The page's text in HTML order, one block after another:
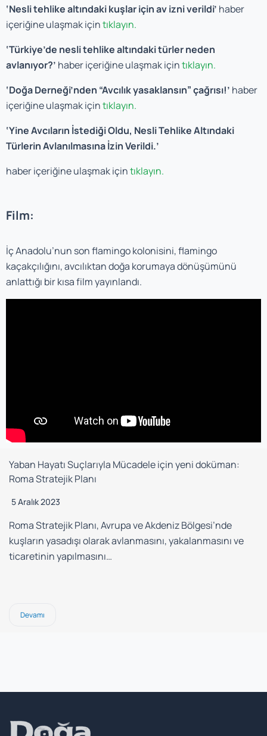
‘Nesli tehlike altındaki kuşlar için av izni verildi’ haber
içeriğine ulaşmak içintıklayın.
‘Türkiye’de nesli tehlike altındaki türler neden
avlanıyor?’ haber içeriğine ulaşmak içintıklayın.
‘Doğa Derneği’nden “Avcılık yasaklansın” çağrısı!’ haber
içeriğine ulaşmak içintıklayın.
‘Yine Avcıların İstediği Oldu, Nesli Tehlike Altındaki
Türlerin Avlanılmasına İzin Verildi.’
haber içeriğine ulaşmak içintıklayın.
Film:
İç Anadolu’nun son flamingo kolonisini, flamingo
kaçakçılığını, avcılıktan doğa korumaya dönüşümünü
anlattığı bir kısa film yayınlandı.
Yaban Hayatı Suçlarıyla Mücadele için yeni doküman:
Roma Stratejik Planı
5 Aralık 2023
Roma Stratejik Planı, Avrupa ve Akdeniz Bölgesi’nde
kuşların yasadışı olarak avlanmasını, yakalanmasını ve
ticaretinin yapılmasını…
Devamı